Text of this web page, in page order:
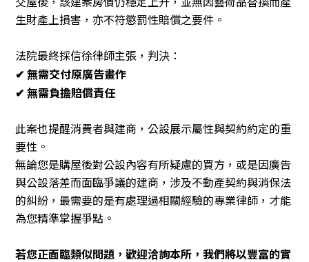
生財產上損害，亦不符懲罰性賠償之要件。
法院最終採信徐律師主張，判決：
✔ 無需交付原廣告畫作
✔ 無需負擔賠償責任
此案也提醒消費者與建商，公設展示屬性與契約約定的重
要性。
無論您是購屋後對公設內容有所疑慮的買方，或是因廣告
與公設落差而面臨爭議的建商，涉及不動產契約與消保法
的糾紛，最需要的是有處理過相關經驗的專業律師，才能
為您精準掌握爭點。
若您正面臨類似問題，歡迎洽詢本所，我們將以豐富的實